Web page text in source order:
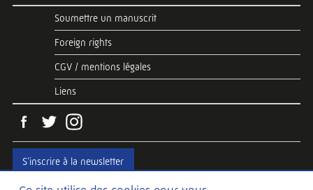
Soumettre un manuscrit
Foreign rights
CGV / mentions légales
Liens
S'inscrire à la newsletter